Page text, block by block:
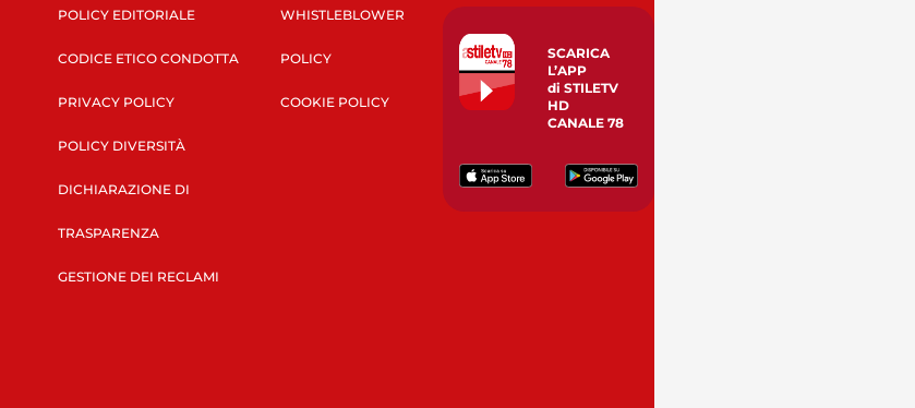
POLICY EDITORIALE
CODICE ETICO CONDOTTA
PRIVACY POLICY
POLICY DIVERSITÀ
DICHIARAZIONE DI
TRASPARENZA
GESTIONE DEI RECLAMI
WHISTLEBLOWER
POLICY
COOKIE POLICY
SCARICA
L’APP
di STILETV
HD
CANALE 78